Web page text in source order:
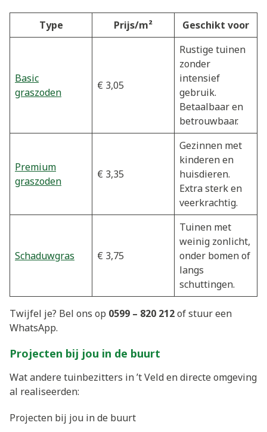
Type Prijs/m² Geschikt voor
Basic
graszoden
€ 3,05
Rustige tuinen
zonder
intensief
gebruik.
Betaalbaar en
betrouwbaar.
Premium
graszoden
€ 3,35
Gezinnen met
kinderen en
huisdieren.
Extra sterk en
veerkrachtig.
Schaduwgras € 3,75
Tuinen met
weinig zonlicht,
onder bomen of
langs
schuttingen.
Twijfel je? Bel ons op 0599 – 820 212of stuur een
WhatsApp.
Projecten bij jou in de buurt
Wat andere tuinbezitters in ’t Veld en directe omgeving
al realiseerden:
Projecten bij jou in de buurt